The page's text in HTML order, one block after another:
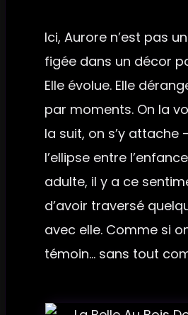
Ici, Aurore n’est pas
figée dans un décor
Elle évolue. Elle
par moments. On la
la suit, on s’y attache
l’ellipse entre
adulte, il y a ce
d’avoir traversé
avec elle. Comme si
témoin… sans tout